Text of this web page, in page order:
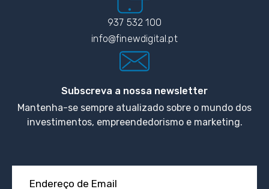
937 532 100
info@finewdigital.pt
Subscreva a nossa newsletter
Mantenha-se sempre atualizado sobre o mundo dos
investimentos, empreendedorismo e marketing.